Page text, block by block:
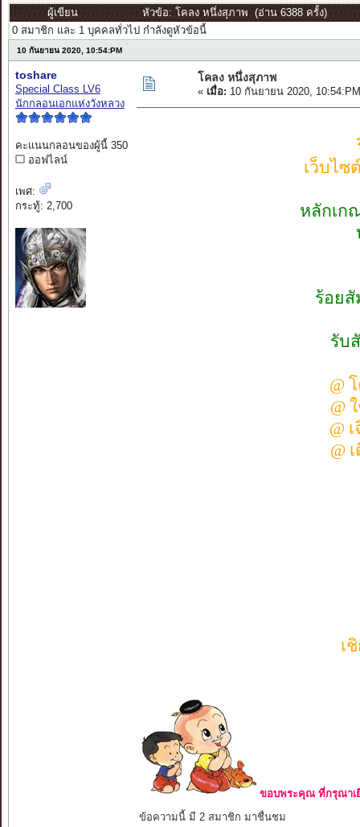
ผู้เขียน
หัวข้อ: โคลง หนึ่งสุภาพ (อ่าน 6388 ครั้ง)
0 สมาชิก และ 1 บุคคลทั่วไป กำลังดูหัวข้อนี้
10 กันยายน 2020, 10:54:PM
toshare
Special Class LV6
นักกลอนเอกแห่งวังหลวง
คะแนนกลอนของผู้นี้ 350
ออฟไลน์
เพศ:
กระทู้: 2,700
โคลง หนึ่งสุภาพ
« เมื่อ: 10 กันยายน 2020,
เว็บไ
หลักเก
ร้อย
รับ
@
@
@
@
เ
ขอบพระคุณ ที่กรุณาเ
ข้อความนี้ มี 2 สมาชิก มาชื่นชม